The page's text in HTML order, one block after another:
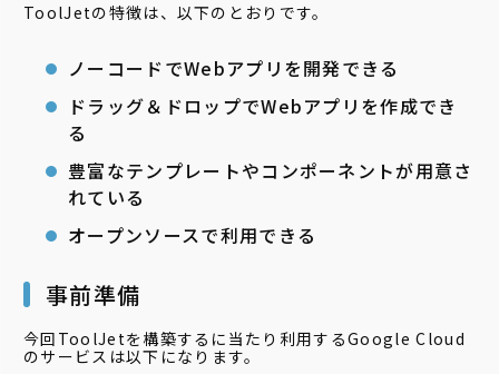
ToolJetの特徴は、以下のとおりです。
ノーコードでWebアプリを開発できる
ドラッグ＆ドロップでWebアプリを作成でき
る
豊富なテンプレートやコンポーネントが用意さ
れている
オープンソースで利用できる
事前準備
今回ToolJetを構築するに当たり利用するGoogle Cloud
のサービスは以下になります。